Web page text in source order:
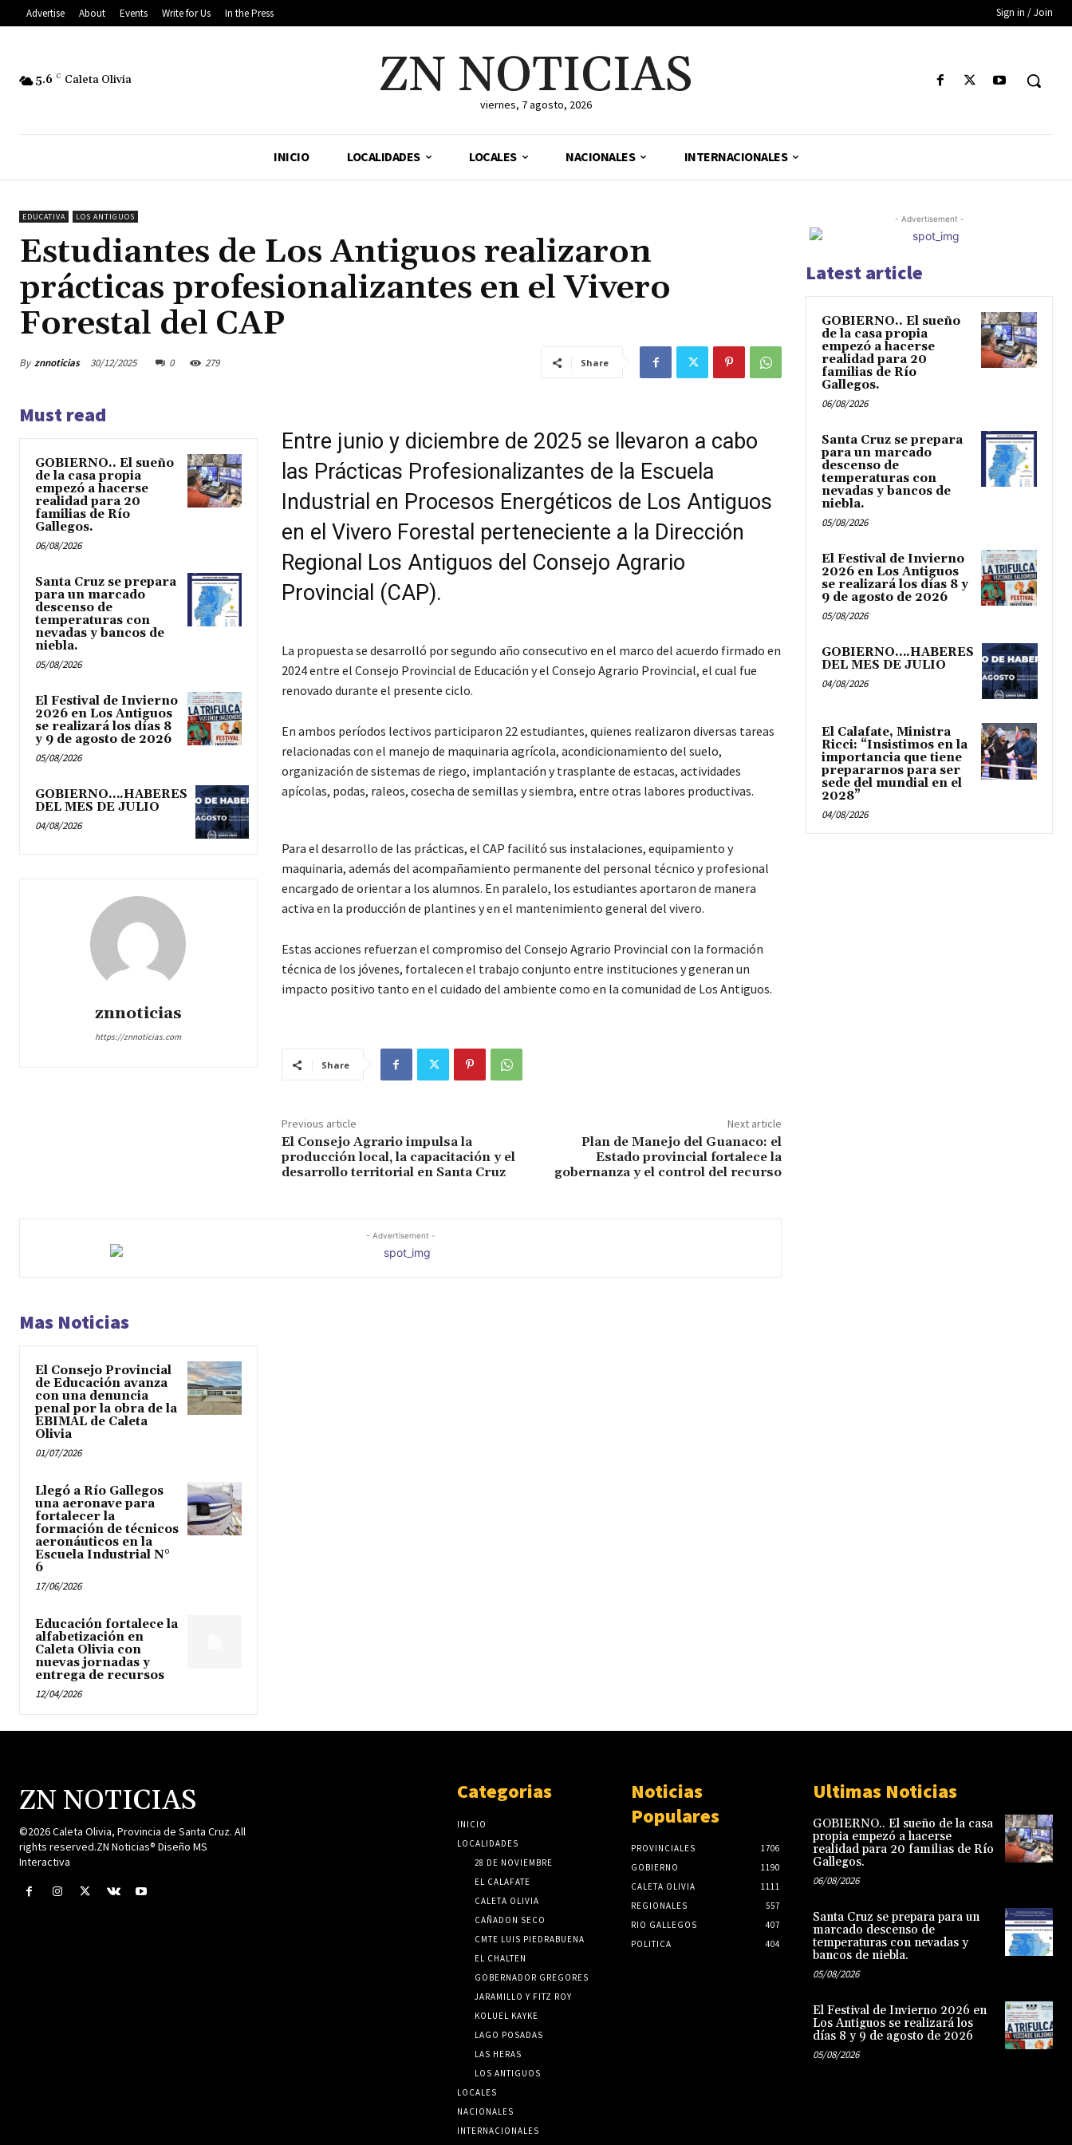
Advertise About Events Write for Us In the Press Sign in / Join
5.6 C Caleta Olivia ZN NOTICIAS
viernes, 7 agosto, 2026
INICIO LOCALIDADES LOCALES NACIONALES INTERNACIONALES
EDUCATIVA LOS ANTIGUOS
Estudiantes de Los Antiguos realizaron
prácticas profesionalizantes en el Vivero
Forestal del CAP
By znnoticias 30/12/2025 0 279 Share
Must read
GOBIERNO.. El sueño
de la casa propia
empezó a hacerse
realidad para 20
familias de Río
Gallegos.
06/08/2026
Santa Cruz se prepara
para un marcado
descenso de
temperaturas con
nevadas y bancos de
niebla.
05/08/2026
El Festival de Invierno
2026 en Los Antiguos
se realizará los días 8
y 9 de agosto de 2026
05/08/2026
GOBIERNO….HABERES
DEL MES DE JULIO
04/08/2026
znnoticias
https://znnoticias.com
Entre junio y diciembre de 2025 se llevaron a cabo
las Prácticas Profesionalizantes de la Escuela
Industrial en Procesos Energéticos de Los Antiguos
en el Vivero Forestal perteneciente a la Dirección
Regional Los Antiguos del Consejo Agrario
Provincial (CAP).
La propuesta se desarrolló por segundo año consecutivo en el marco del acuerdo firmado en
2024 entre el Consejo Provincial de Educación y el Consejo Agrario Provincial, el cual fue
renovado durante el presente ciclo.
En ambos períodos lectivos participaron 22 estudiantes, quienes realizaron diversas tareas
relacionadas con el manejo de maquinaria agrícola, acondicionamiento del suelo,
organización de sistemas de riego, implantación y trasplante de estacas, actividades
apícolas, podas, raleos, cosecha de semillas y siembra, entre otras labores productivas.
Para el desarrollo de las prácticas, el CAP facilitó sus instalaciones, equipamiento y
maquinaria, además del acompañamiento permanente del personal técnico y profesional
encargado de orientar a los alumnos. En paralelo, los estudiantes aportaron de manera
activa en la producción de plantines y en el mantenimiento general del vivero.
Estas acciones refuerzan el compromiso del Consejo Agrario Provincial con la formación
técnica de los jóvenes, fortalecen el trabajo conjunto entre instituciones y generan un
impacto positivo tanto en el cuidado del ambiente como en la comunidad de Los Antiguos.
Share
Previous article
El Consejo Agrario impulsa la
producción local, la capacitación y el
desarrollo territorial en Santa Cruz
Next article
Plan de Manejo del Guanaco: el
Estado provincial fortalece la
gobernanza y el control del recurso
- Advertisement -
Mas Noticias
El Consejo Provincial
de Educación avanza
con una denuncia
penal por la obra de la
EBIMAL de Caleta
Olivia
01/07/2026
Llegó a Río Gallegos
una aeronave para
fortalecer la
formación de técnicos
aeronáuticos en la
Escuela Industrial N°
6
17/06/2026
Educación fortalece la
alfabetización en
Caleta Olivia con
nuevas jornadas y
entrega de recursos
12/04/2026
- Advertisement -
Latest article
GOBIERNO.. El sueño
de la casa propia
empezó a hacerse
realidad para 20
familias de Río
Gallegos.
06/08/2026
Santa Cruz se prepara
para un marcado
descenso de
temperaturas con
nevadas y bancos de
niebla.
05/08/2026
El Festival de Invierno
2026 en Los Antiguos
se realizará los días 8 y
9 de agosto de 2026
05/08/2026
GOBIERNO….HABERES
DEL MES DE JULIO
04/08/2026
El Calafate, Ministra
Ricci: “Insistimos en la
importancia que tiene
prepararnos para ser
sede del mundial en el
2028”
04/08/2026
ZN NOTICIAS
©2026 Caleta Olivia, Provincia de Santa Cruz. All
rights reserved.ZN Noticias® Diseño MS
Interactiva
Categorias
INICIO
LOCALIDADES
28 DE NOVIEMBRE
EL CALAFATE
CALETA OLIVIA
CAÑADON SECO
CMTE LUIS PIEDRABUENA
EL CHALTEN
GOBERNADOR GREGORES
JARAMILLO Y FITZ ROY
KOLUEL KAYKE
LAGO POSADAS
LAS HERAS
LOS ANTIGUOS
LOCALES
NACIONALES
INTERNACIONALES
Noticias
Populares
PROVINCIALES
1706
GOBIERNO
1190
CALETA OLIVIA
1111
REGIONALES
557
RIO GALLEGOS
407
POLITICA
404
Ultimas Noticias
GOBIERNO.. El sueño de la casa
propia empezó a hacerse
realidad para 20 familias de Río
Gallegos.
06/08/2026
Santa Cruz se prepara para un
marcado descenso de
temperaturas con nevadas y
bancos de niebla.
05/08/2026
El Festival de Invierno 2026 en
Los Antiguos se realizará los
días 8 y 9 de agosto de 2026
05/08/2026